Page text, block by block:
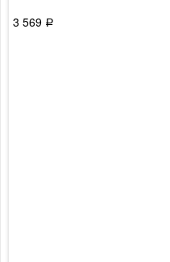
3 569 Р